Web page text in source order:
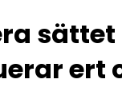
sättet
ert